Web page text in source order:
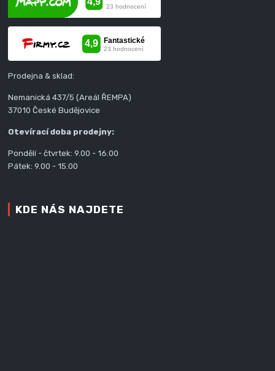
Prodejna & sklad:
Nemanická 437/5 (Areál ŘEMPA)
37010 České Budějovice
Otevírací doba prodejny:
Pondělí - čtvrtek: 9.00 - 16.00
Pátek: 9.00 - 15.00
KDE NÁS NAJDETE